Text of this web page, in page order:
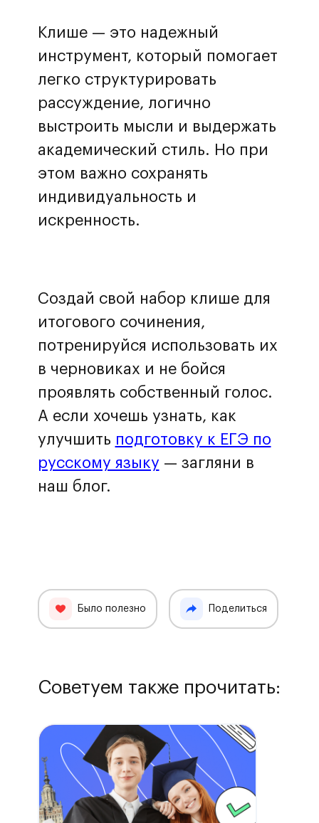
Клише — это надежный
инструмент, который помогает
легко структурировать
рассуждение, логично
выстроить мысли и выдержать
академический стиль. Но при
этом важно сохранять
индивидуальность и
искренность.
Создай свой набор клише для
итогового сочинения,
потренируйся использовать их
в черновиках и не бойся
проявлять собственный голос.
А если хочешь узнать, как
улучшить подготовку к ЕГЭ по
русскому языку — загляни в
наш блог.
Было полезно Поделиться
Советуем также прочитать: